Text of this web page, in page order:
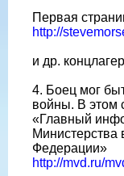
Первая
http://
и др.
4. Боец мог
войны. В этом
«Главный
Министерства
Федерации»
http://mvd.ru/